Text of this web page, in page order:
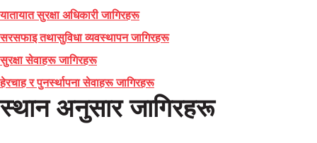
यातायात सुरक्षा अधिकारी जागिरहरू
सरसफाइ तथासुविधा व्यवस्थापन जागिरहरू
सुरक्षा सेवाहरू जागिरहरू
हेरचाह र पुनर्स्थापना सेवाहरू जागिरहरू
स्थान अनुसार जागिरहरू